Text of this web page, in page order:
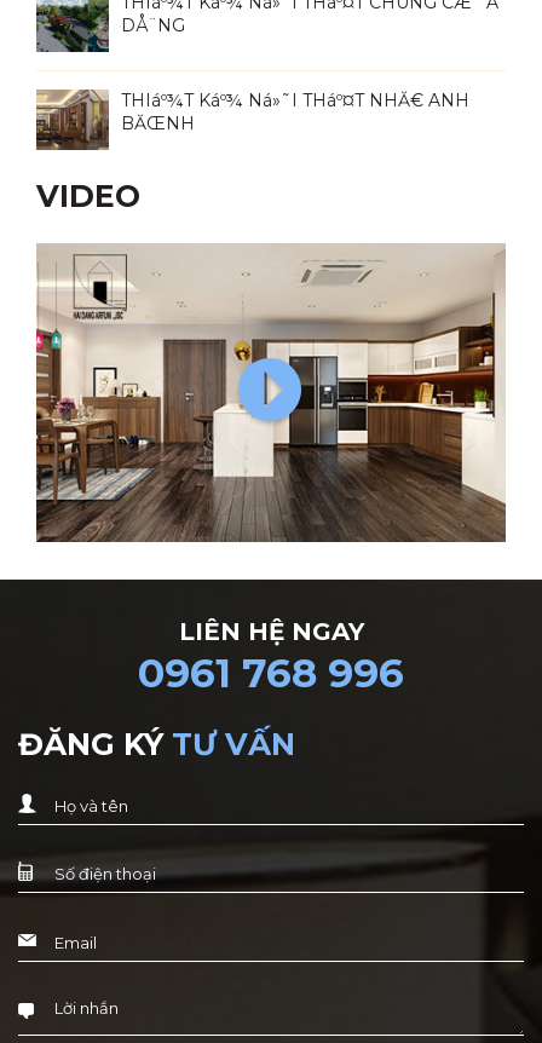
DÅ¨NG
THIáº¾T Káº¾ Ná»˜I THáº¤T NHĂ€ ANH
BĂŒNH
VIDEO
LIÊN HỆ NGAY
0961 768 996
ĐĂNG KÝ TƯ VẤN